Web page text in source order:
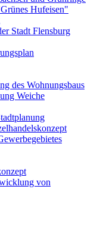
Hufeisen"
Stadt Flensburg
des Wohnungsbaus
Weiche
von